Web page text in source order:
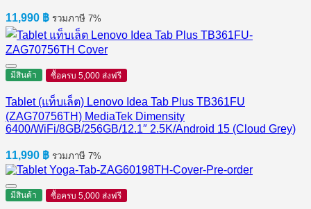
11,990 ฿ รวมภาษี 7%
มีสินค้า ซื้อครบ 5,000 ส่งฟรี
Tablet (แท็บเล็ต) Lenovo Idea Tab Plus TB361FU
(ZAG70756TH) MediaTek Dimensity
6400/WiFi/8GB/256GB/12.1″ 2.5K/Android 15 (Cloud Grey)
11,990 ฿ รวมภาษี 7%
มีสินค้า ซื้อครบ 5,000 ส่งฟรี